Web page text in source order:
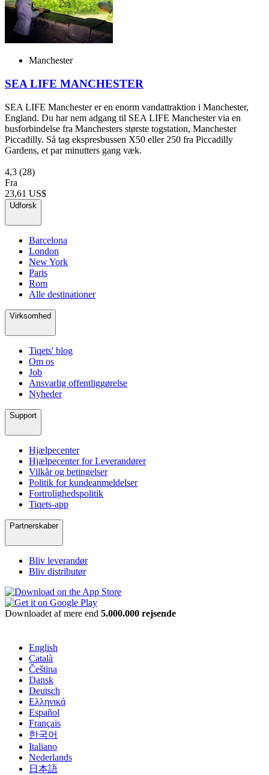
Manchester
SEA LIFE MANCHESTER
SEA LIFE Manchester er en enorm vandattraktion i Manchester,
England. Du har nem adgang til SEA LIFE Manchester via en
busforbindelse fra Manchesters største togstation, Manchester
Piccadilly. Så tag ekspresbussen X50 eller 250 fra Piccadilly
Gardens, et par minutters gang væk.
4,3 (28)
Fra
23,61 US$
Udforsk
Barcelona
London
New York
Paris
Rom
Alle destinationer
Virksomhed
Tiqets' blog
Om os
Job
Ansvarlig offentliggørelse
Nyheder
Support
Hjælpecenter
Hjælpecenter for Leverandører
Vilkår og betingelser
Politik for kundeanmeldelser
Fortrolighedspolitik
Tiqets-app
Partnerskaber
Bliv leverandør
Bliv distributør
Downloadet af mere end 5.000.000 rejsende
English
Català
Čeština
Dansk
Deutsch
Ελληνικά
Español
Français
한국어
Italiano
Nederlands
日本語